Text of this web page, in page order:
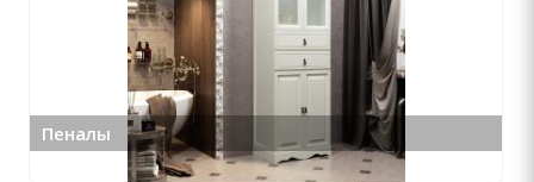
Пеналы